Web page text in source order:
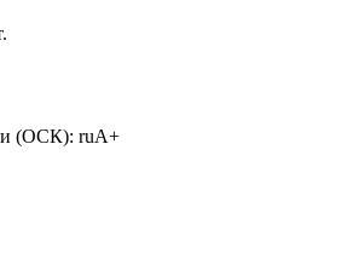
(ОСК): ruА+